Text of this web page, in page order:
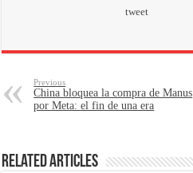
tweet
Previous
China bloquea la compra de Manus
por Meta: el fin de una era
Related Articles